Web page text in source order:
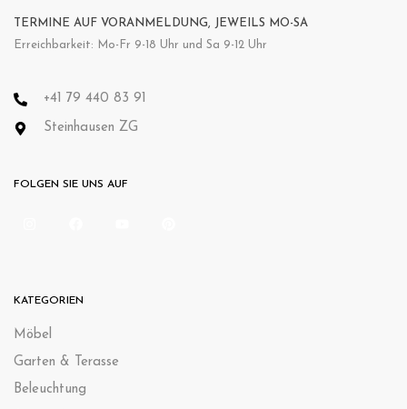
TERMINE AUF VORANMELDUNG, JEWEILS MO-SA
Erreichbarkeit: Mo-Fr 9-18 Uhr und Sa 9-12 Uhr
+41 79 440 83 91
Steinhausen ZG
FOLGEN SIE UNS AUF
KATEGORIEN
Möbel
Garten & Terasse
Beleuchtung